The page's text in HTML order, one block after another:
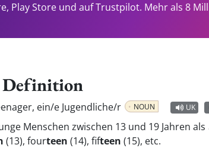
Play Store und auf Trustpilot. Mehr als 8
Definition
ein/e Jugendliche/r NOUN UK
Menschen zwischen 13 und 19 Jahren als
(13), fourteen (14), fifteen (15), etc.